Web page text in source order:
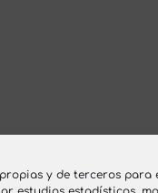
y de terceros para